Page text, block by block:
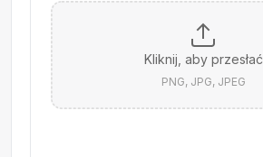
Kliknij, aby przesłać
PNG, JPG, JPEG